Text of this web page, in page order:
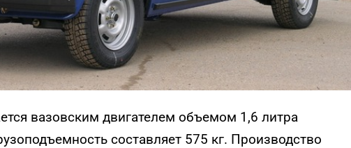
вазовским двигателем объемом 1,6 литра
составляет 575 кг. Производство